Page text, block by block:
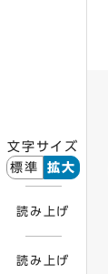
文字サイズ
標準
拡大
読み上げ
読み上げ